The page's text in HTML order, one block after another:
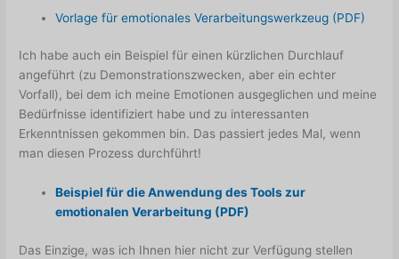
Vorlage für emotionales Verarbeitungswerkzeug (PDF)
Ich habe auch ein Beispiel für einen kürzlichen Durchlauf
angeführt (zu Demonstrationszwecken, aber ein echter
Vorfall), bei dem ich meine Emotionen ausgeglichen und meine
Bedürfnisse identifiziert habe und zu interessanten
Erkenntnissen gekommen bin. Das passiert jedes Mal, wenn
man diesen Prozess durchführt!
Beispiel für die Anwendung des Tools zur
emotionalen Verarbeitung (PDF)
Das Einzige, was ich Ihnen hier nicht zur Verfügung stellen